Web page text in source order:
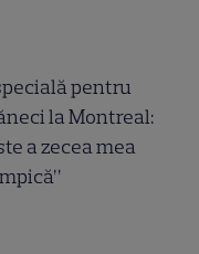
pentru
la Montreal:
a zecea mea